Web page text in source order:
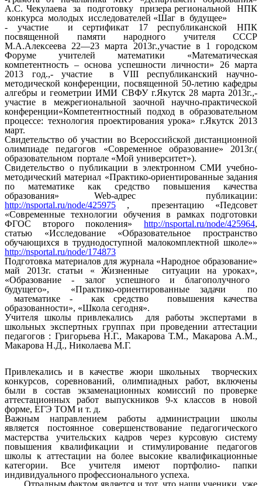
А.С. Чекулаева за подготовку призера региональной НПК
конкурса молодых исследователей «Шаг в будущее»
- участие и сертификат 17 республиканской НПК
посвященной памяти народного учителя СССР
М.А.Алексеева 22—23 марта 2013г.,участие в 1 городском
Форуме учителей математики «Математическая
компетентность – основа успешности личности» 26 марта
2013 год.,- участие в VIII республиканский научно-
методической конференции, посвященной 50-летию кафедры
алгебры и геометрии ИМИ СВФУ г.Якутск 28 марта 2013г.,-
участие в межрегиональной заочной научно-практической
конференции«Компетентностный подход в образовательном
процессе: технология проектирования урока» г.Якутск 2013
март.
Свидетельство об участии во Всероссийской дистанционной
олимпиаде педагогов «Современное образование» 2013г.(
образовательном портале «Мой университет»).
Свидетельство о публикации в электронном СМИ учебно-
методический материал «Практико-ориентированные задания
по математике как средство повышения качества
образования» Web-адрес публикации:
http://nsportal.ru/node/425975 , презентацию «Педсовет
«Современные технологии обучения в рамках подготовки
ФГОС второго поколения» http://nsportal.ru/node/425964,
статью «Исследование «Образовательное пространство
обучающихся в труднодоступной малокомплектной школе»»
http://nsportal.ru/node/174873
Подготовка материалов для журнала «Народное образование»
май 2013г. статьи « Жизненные ситуации на уроках»,
«Образование - залог успешного и благополучного
будущего», «Практико-ориентированные задачи по
математике - как средство повышения качества
образованности», «Школа сегодня».
Учителя школы привлекались для работы экспертами в
школьных экспертных группах при проведении аттестации
педагогов : Григорьева Н.Г., Макарова Т.М., Макарова А.М.,
Макарова Н.Д., Николаева М.Г.
Привлекались и в качестве жюри школьных творческих
конкурсов, соревнований, олимпиадных работ, включены
были в состав экзаменационных комиссий по проверке
аттестационных работ выпускников 9-х классов в новой
форме, ЕГЭ ТОМ и т. д.
Важным направлением работы администрации школы
является постоянное совершенствование педагогического
мастерства учительских кадров через курсовую систему
повышения квалификации и стимулирование педагогов
школы к аттестации на более высокие квалификационные
категории. Все учителя имеют портфолио- папки
индивидуального профессионального успеха.
Отрадным фактом является и тот, что наши ученики, уже